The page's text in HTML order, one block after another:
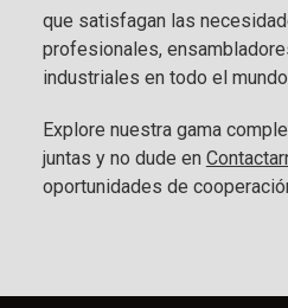
que satisfagan las
profesionales,
industriales en todo el
Explore nuestra gama
juntas y no dude en
oportunidades de